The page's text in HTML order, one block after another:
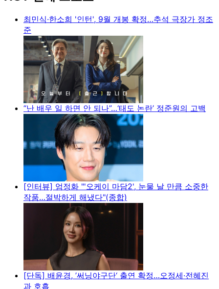
최민식·한소희 '인턴', 9월 개봉 확정…추석 극장가 정조
준
“난 배우 일 하면 안 되나”…‘태도 논란’ 정준원의 고백
[인터뷰] 엄정화 "'오케이 마담2', 눈물 날 만큼 소중한
작품…절박하게 해냈다"(종합)
[단독] 배윤경, ’써닝야구단‘ 출연 확정…오정세·전혜진
과 호흡